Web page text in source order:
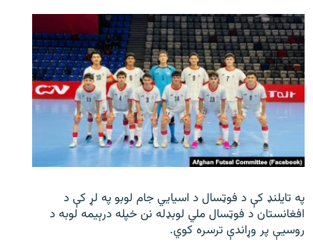
په تایلنډ کې د فوټسال د اسیایي جام لوبو په لړ کې د
افغانستان د فوټسال ملي لوبډله نن خپله درېیمه لوبه د
روسیې پر وړاندې ترسره کوي.